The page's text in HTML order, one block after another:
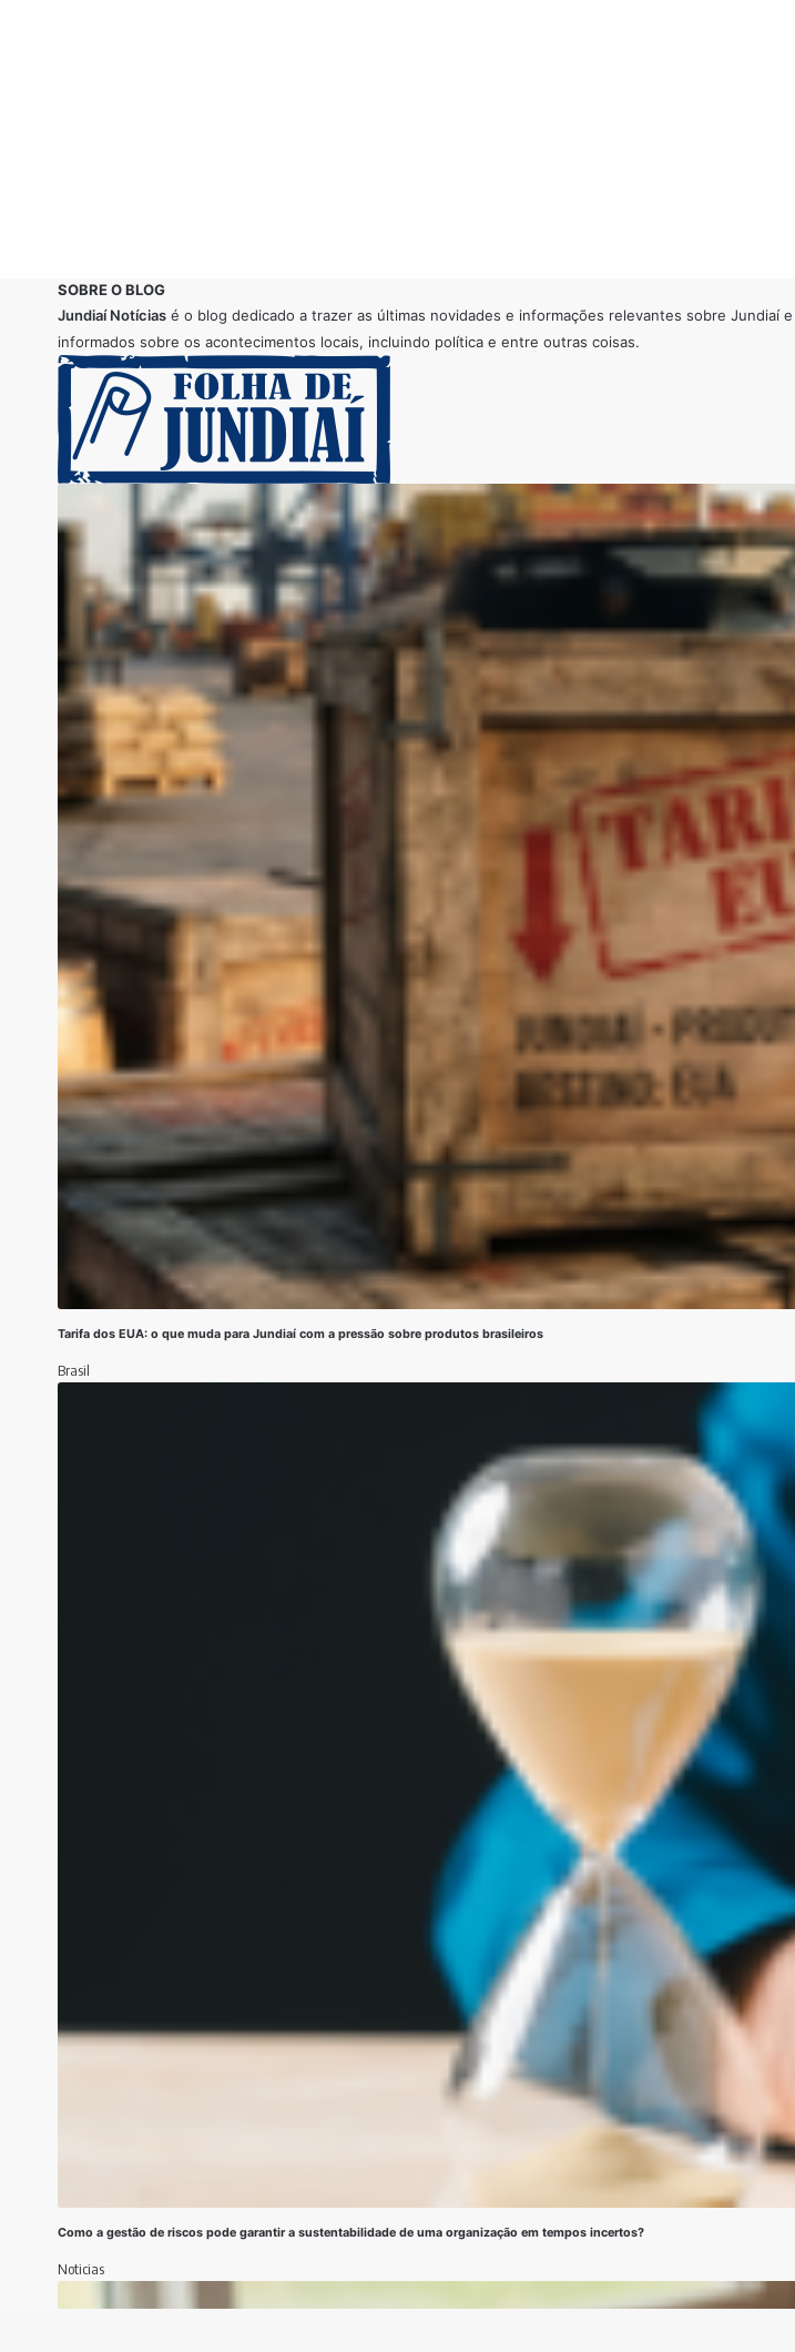
SOBRE O BLOG
Jundiaí Notícias é o blog dedicado a trazer as últimas novidades e informações relevantes sobre Jundiaí
informados sobre os acontecimentos locais, incluindo política e entre outras coisas.
Tarifa dos EUA: o que muda para Jundiaí com a pressão sobre produtos brasileiros
Brasil
Como a gestão de riscos pode garantir a sustentabilidade de uma organização em tempos incertos?
Noticias